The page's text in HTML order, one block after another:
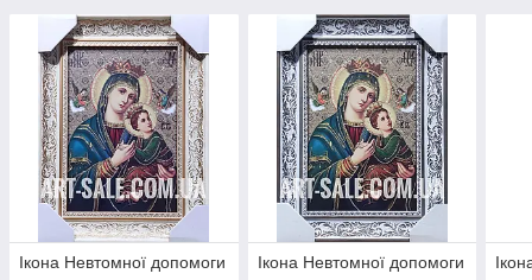
Ікона Невтомної допомоги Ікона Невтомної допомоги